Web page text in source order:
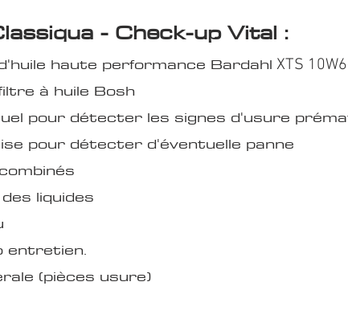
ua - Check-up Vital :
e haute performance Bardahl XTS
à huile Bosh
pour détecter les signes d'usure
pour détecter d'éventuelle panne
liquides
entretien.
(pièces usure)